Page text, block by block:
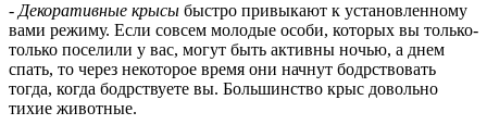
- Декоративные крысы быстро привыкают к установленному
вами режиму. Если совсем молодые особи, которых вы только-
только поселили у вас, могут быть активны ночью, а днем
спать, то через некоторое время они начнут бодрствовать
тогда, когда бодрствуете вы. Большинство крыс довольно
тихие животные.